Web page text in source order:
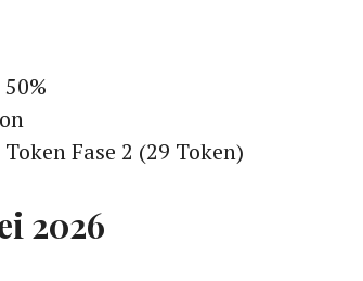
Fase 2 (29 Token)
2026